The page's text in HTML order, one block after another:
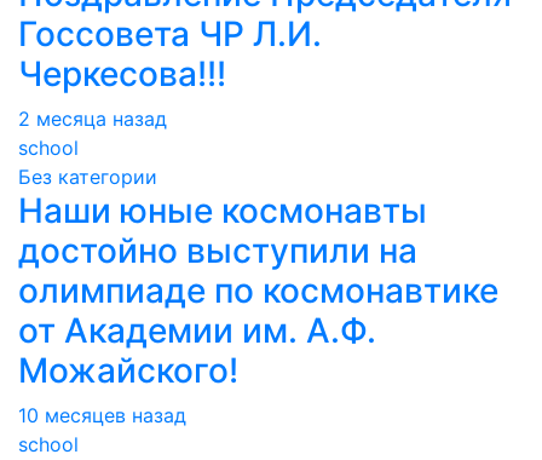
Госсовета ЧР Л.И.
Черкесова!!!
2 месяца назад
school
Без категории
Наши юные космонавты
достойно выступили на
олимпиаде по космонавтике
от Академии им. А.Ф.
Можайского!
10 месяцев назад
school